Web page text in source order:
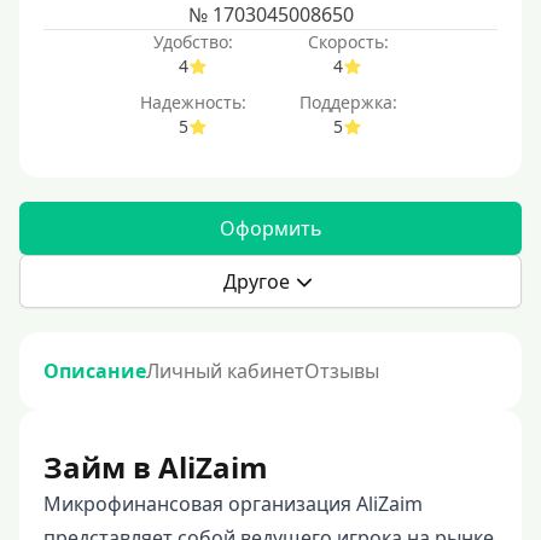
№ 1703045008650
Удобство:
4
Скорость:
4
Надежность:
5
Поддержка:
5
Оформить
Другое
ОписаниеЛичный кабинетОтзывы
Займ в AliZaim
Микрофинансовая организация AliZaim